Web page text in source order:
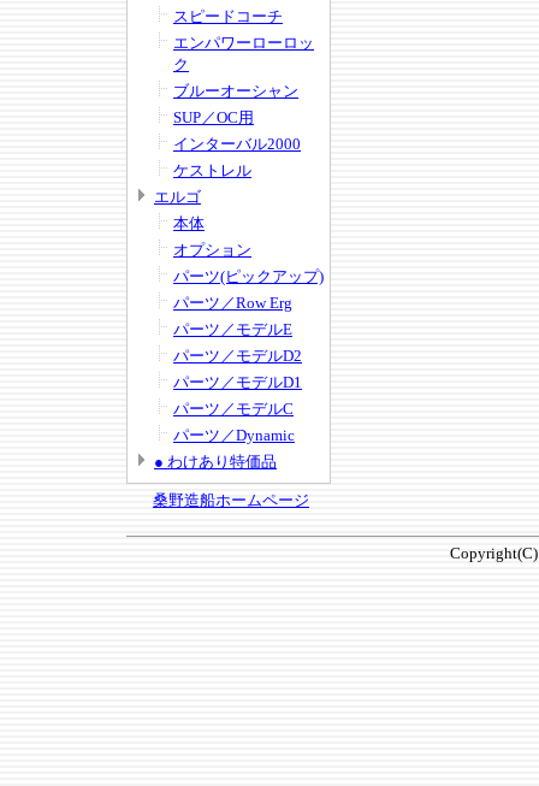
スピードコーチ
エンパワーローロッ
ク
ブルーオーシャン
SUP／OC用
インターバル2000
ケストレル
エルゴ
本体
オプション
パーツ(ピックアップ)
パーツ／Row Erg
パーツ／モデルE
パーツ／モデルD2
パーツ／モデルD1
パーツ／モデルC
パーツ／Dynamic
● わけあり特価品
桑野造船ホームページ